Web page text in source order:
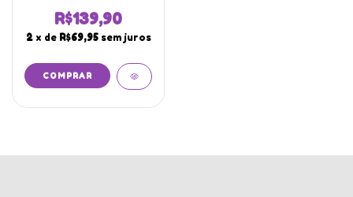
Articulada
R$139,90
2 x de R$69,95 sem juros